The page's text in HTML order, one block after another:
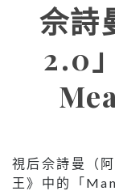
佘詩
2.0
視后佘詩曼（
王》中的「